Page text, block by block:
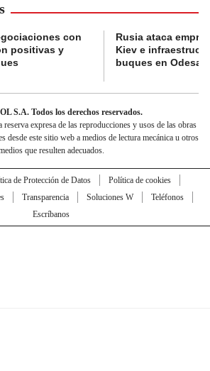
con
positivas y
Rusia ataca
Kiev e
buques en Odesa
S.A. Todos los derechos reservados.
expresa de las reproducciones y usos de las obras
desde este sitio web a medios de lectura mecánica u otros
que resulten adecuados.
de Protección de Datos
Política de cookies
Transparencia Soluciones W
Teléfonos
Escríbanos